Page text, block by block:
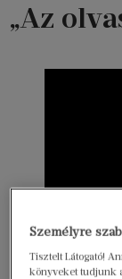
„Az
Személyre
Tisztelt Látogató!
könyveket tudjunk